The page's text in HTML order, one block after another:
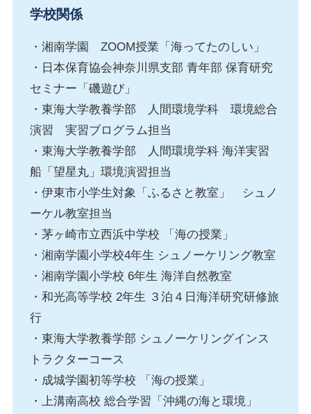
学校関係
・湘南学園 ZOOM授業「海ってたのしい」
・日本保育協会神奈川県支部 青年部 保育研究
セミナー「磯遊び」
・東海大学教養学部 人間環境学科 環境総合
演習 実習ブログラム担当
・東海大学教養学部 人間環境学科 海洋実習
船「望星丸」環境演習担当
・伊東市小学生対象「ふるさと教室」 シュノ
ーケル教室担当
・茅ヶ崎市立西浜中学校 「海の授業」
・湘南学園小学校4年生 シュノーケリング教室
・湘南学園小学校 6年生 海洋自然教室
・和光高等学校 2年生 ３泊４日海洋研究研修旅
行
・東海大学教養学部 シュノーケリングインス
トラクターコース
・成城学園初等学校 「海の授業」
・上溝南高校 総合学習「沖縄の海と環境」